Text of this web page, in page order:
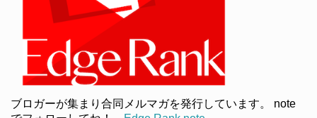
ブロガーが集まり合同メルマガを発行しています。 note